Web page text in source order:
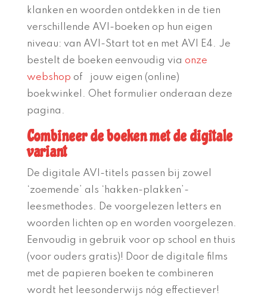
klanken en woorden ontdekken in de tien
verschillende AVI-boeken op hun eigen
niveau: van AVI-Start tot en met AVI E4. Je
bestelt de boeken eenvoudig via onze
webshop of jouw eigen (online)
boekwinkel. Ohet formulier onderaan deze
pagina.
Combineer de boeken met de digitale
variant
De digitale AVI-titels passen bij zowel
‘zoemende’ als ‘hakken-plakken’-
leesmethodes. De voorgelezen letters en
woorden lichten op en worden voorgelezen.
Eenvoudig in gebruik voor op school en thuis
(voor ouders gratis)! Door de digitale films
met de papieren boeken te combineren
wordt het leesonderwijs nóg effectiever!